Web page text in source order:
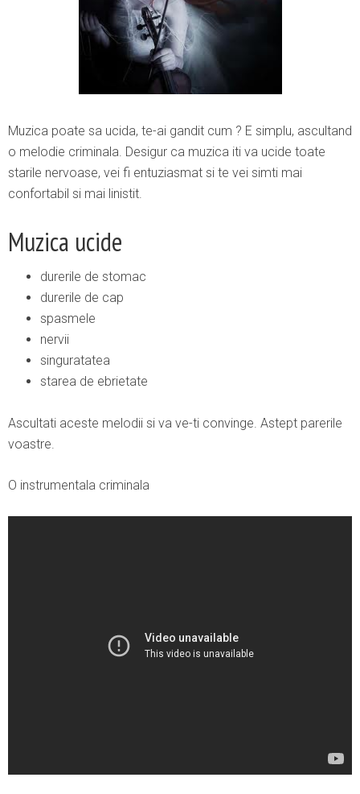
Muzica poate sa ucida, te-ai gandit cum ? E simplu, ascultand
o melodie criminala. Desigur ca muzica iti va ucide toate
starile nervoase, vei fi entuziasmat si te vei simti mai
confortabil si mai linistit.
Muzica ucide
durerile de stomac
durerile de cap
spasmele
nervii
singuratatea
starea de ebrietate
Ascultati aceste melodii si va ve-ti convinge. Astept parerile
voastre.
O instrumentala criminala